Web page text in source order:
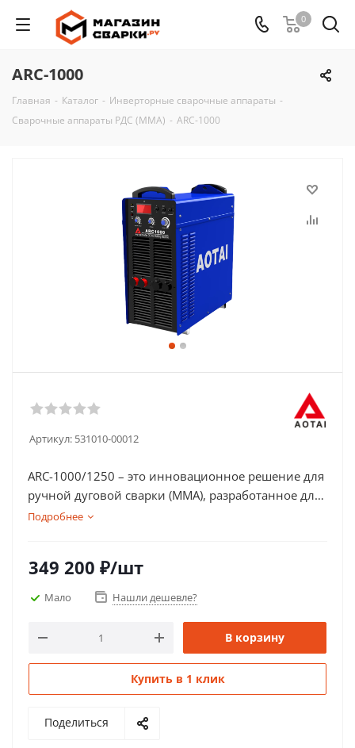
0
ARC-1000
Главная - Каталог - Инверторные сварочные аппараты -
Сварочные аппараты РДС (MMA) - ARC-1000
Артикул: 531010-00012
ARC-1000/1250 – это инновационное решение для
ручной дуговой сварки (MMA), разработанное для
удовлетворения самых строгих требований
характеристикам, ARC-1000/1250 обеспечивает
идеальные сварочные результаты в любых
условиях, даже при колебаниях напряжения и
аппарат нового поколения сочетает в себе
надежность, эффективность и высокое качество
Подробнее
349 200 ₽/шт
Мало Нашли дешевле?
В корзину
Купить в 1 клик
Поделиться